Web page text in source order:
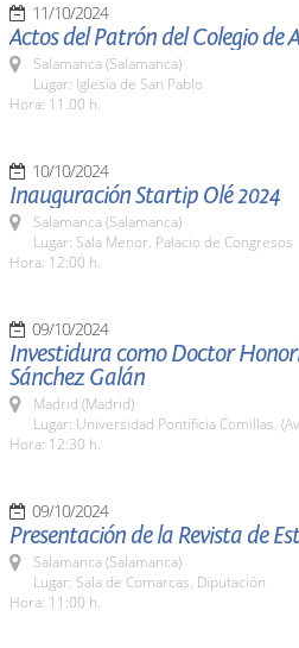
11/10/2024
Actos del Patrón del Colegio de
Salamanca (Salamanca)
Lugar: Iglesia de San Pablo
Hora: 11.00 h.
10/10/2024
Inauguración Startip Olé 2024
Salamanca (Salamanca)
Lugar: Sala Menor. Palacio de Congresos
Hora: 12:00 h.
09/10/2024
Investidura como Doctor
Sánchez Galán
Madrid (Madrid)
Lugar: Universidad Pontificia Comillas.
Hora: 12:30 h.
09/10/2024
Presentación de la Revista de
Salamanca (Salamanca)
Lugar: Sala de Comarcas. Diputación
Hora: 11:00 h.